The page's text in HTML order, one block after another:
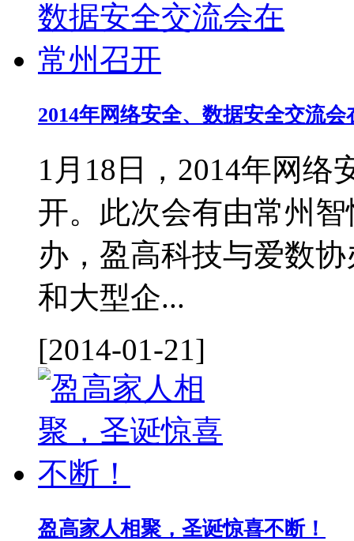
2014年网络安全、数据安全交流会
1月18日，2014年网络
开。此次会有由常州
办，盈高科技与爱数
和大型企...
[2014-01-21]
盈高家人相聚，圣诞惊喜不断！